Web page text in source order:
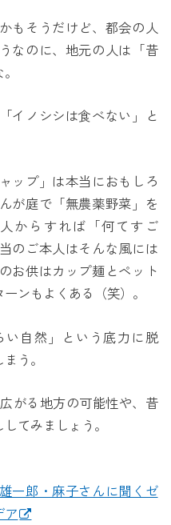
もそうだけど、都会の人
なのに、地元の人は「昔
イノシシは食べない」と
ップ」は本当におもしろ
が庭で「無農薬野菜」を
からすれば「何てすご
のご本人はそんな風には
お供はカップ麺とペット
ンもよくある（笑）。
い自然」という底力に脱
う。
がる地方の可能性や、昔
てみましょう。
雄一郎・麻子さんに聞くゼ
ア